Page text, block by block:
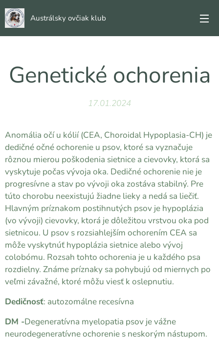
Austrálsky ovčiak klub
Genetické ochorenia
17.01.2024
Anomália očí u kólií (CEA, Choroidal Hypoplasia-CH) je
dedičné očné ochorenie u psov, ktoré sa vyznačuje
rôznou mierou poškodenia sietnice a cievovky, ktorá sa
vyskytuje počas vývoja oka. Dedičné ochorenie nie je
progresívne a stav po vývoji oka zostáva stabilný. Pre
túto chorobu neexistujú žiadne lieky a nedá sa liečiť.
Hlavným príznakom postihnutých psov je hypoplázia
(vo vývoji) cievovky, ktorá je dôležitou vrstvou oka pod
sietnicou. U psov s rozsiahlejším ochorením CEA sa
môže vyskytnúť hypoplázia sietnice alebo vývoj
colobómu. Rozsah tohto ochorenia je u každého psa
rozdielny. Známe príznaky sa pohybujú od miernych po
veľmi závažné, ktoré môžu viesť k oslepnutiu.
Dedičnosť: autozomálne recesívna
DM -Degeneratívna myelopatia psov je vážne
neurodegeneratívne ochorenie s neskorým nástupom.